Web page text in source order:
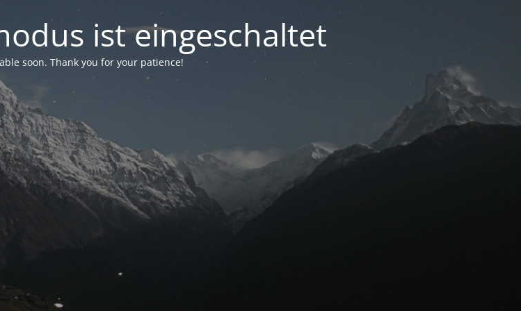
ist eingeschaltet
soon. Thank you for your patience!